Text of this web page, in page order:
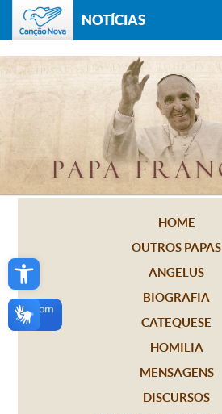
Open toolbar
NOTÍCIAS
HOME
OUTROS PAPAS
ANGELUS
BIOGRAFIA
CATEQUESE
HOMILIA
MENSAGENS
DISCURSOS